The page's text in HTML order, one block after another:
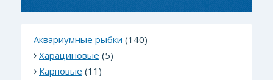
Аквариумные рыбки (140)
Харациновые (5)
Карповые (11)